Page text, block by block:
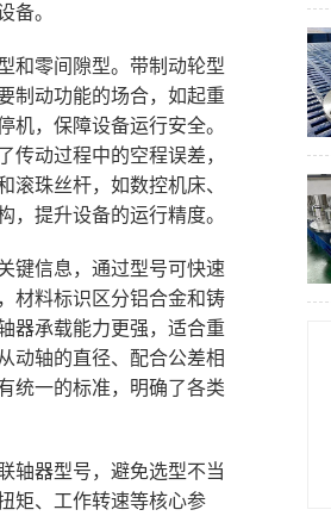
备。
和零间隙型。带制动轮型
制动功能的场合，如起重
，保障设备运行安全。
动过程中的空程误差，
滚珠丝杆，如数控机床、
，提升设备的运行精度。
键信息，通过型号可快速
材料标识区分铝合金和铸
器承载能力更强，适合重
动轴的直径、配合公差相
统一的标准，明确了各类
轴器型号，避免选型不当
矩、工作转速等核心参